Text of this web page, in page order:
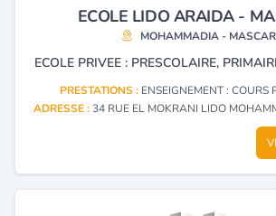
ECOLE LIDO ARAIDA -
MOHAMMADIA -
ECOLE PRIVEE : PRESCOLAIRE,
PRESTATIONS : ENSEIGNEMENT : COURS
ADRESSE :34 RUE EL MOKRANI LIDO